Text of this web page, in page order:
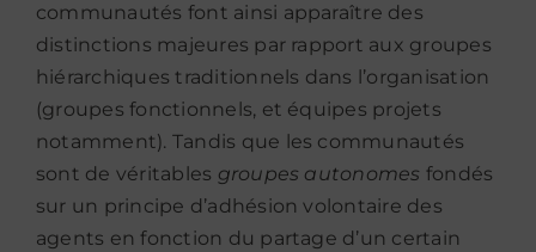
communautés font ainsi apparaître des
distinctions majeures par rapport aux groupes
hiérarchiques traditionnels dans l’organisation
(groupes fonctionnels, et équipes projets
notamment). Tandis que les communautés
sont de véritables groupes autonomes fondés
sur un principe d’adhésion volontaire des
agents en fonction du partage d’un certain